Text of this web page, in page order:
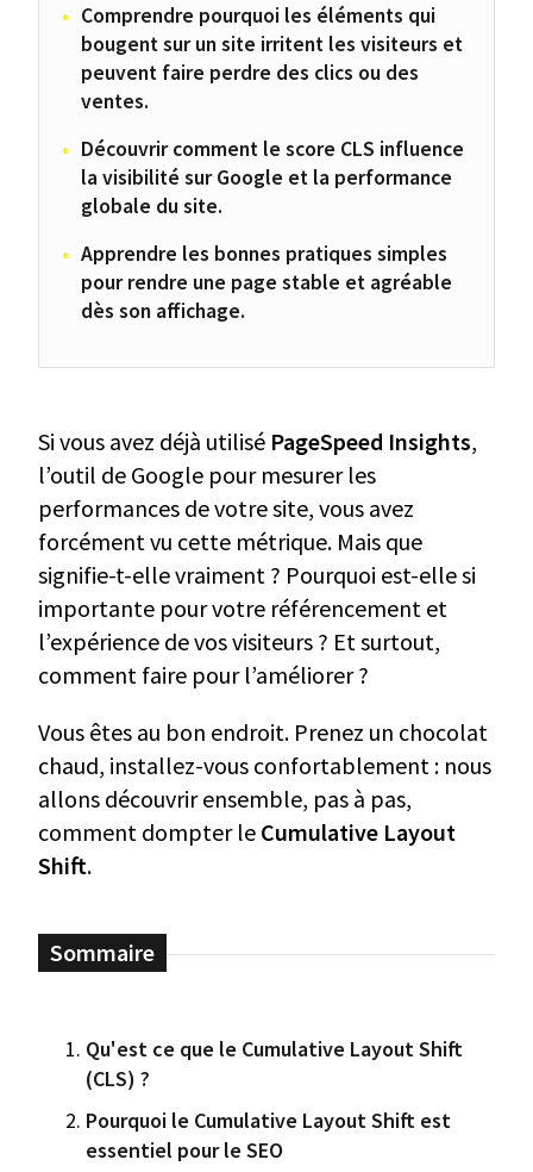
Comprendre pourquoi les éléments qui
bougent sur un site irritent les visiteurs et
peuvent faire perdre des clics ou des
ventes.
Découvrir comment le score CLS influence
la visibilité sur Google et la performance
globale du site.
Apprendre les bonnes pratiques simples
pour rendre une page stable et agréable
dès son affichage.
Si vous avez déjà utilisé PageSpeed Insights,
l’outil de Google pour mesurer les
performances de votre site, vous avez
forcément vu cette métrique. Mais que
signifie-t-elle vraiment ? Pourquoi est-elle si
importante pour votre référencement et
l’expérience de vos visiteurs ? Et surtout,
comment faire pour l’améliorer ?
Vous êtes au bon endroit. Prenez un chocolat
chaud, installez-vous confortablement : nous
allons découvrir ensemble, pas à pas,
comment dompter le Cumulative Layout
Shift.
Qu'est ce que le Cumulative Layout Shift
(CLS) ?
Pourquoi le Cumulative Layout Shift est
essentiel pour le SEO